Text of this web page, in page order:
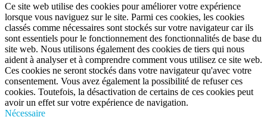
Ce site web utilise des cookies pour améliorer votre expérience
lorsque vous naviguez sur le site. Parmi ces cookies, les cookies
classés comme nécessaires sont stockés sur votre navigateur car ils
sont essentiels pour le fonctionnement des fonctionnalités de base du
site web. Nous utilisons également des cookies de tiers qui nous
aident à analyser et à comprendre comment vous utilisez ce site web.
Ces cookies ne seront stockés dans votre navigateur qu'avec votre
consentement. Vous avez également la possibilité de refuser ces
cookies. Toutefois, la désactivation de certains de ces cookies peut
avoir un effet sur votre expérience de navigation.
Nécessaire